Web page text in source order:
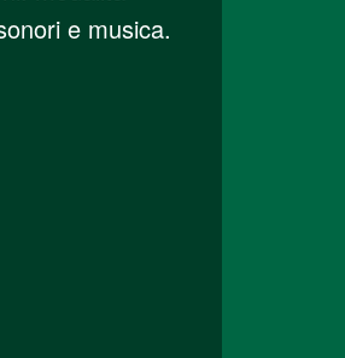
e musica.